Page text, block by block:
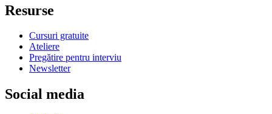
Resurse
Cursuri gratuite
Ateliere
Pregătire pentru interviu
Newsletter
Social media